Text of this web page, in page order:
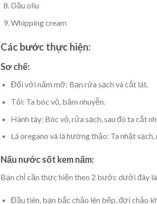
Dầu oliu
Whipping cream
Các bước thực hiện:
Sơ chế:
Đối với nấm mỡ: Bạn rửa sạch và cắt lát.
Tỏi: Ta bóc vỏ, băm nhuyễn.
Hành tây: Bóc vỏ, rửa sạch, sau đó ta cắt
Lá oregano và lá hương thảo: Ta nhặt
Nấu nước sốt kem nấm:
Bạn chỉ cần thực hiện theo 2 bước dưới đây
Đầu tiên, bạn bắc chảo lên bếp, đợi chảo